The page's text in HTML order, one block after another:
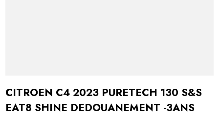
CITROEN C4 2023 PURETECH 130 S&S
EAT8 SHINE DEDOUANEMENT -3ANS